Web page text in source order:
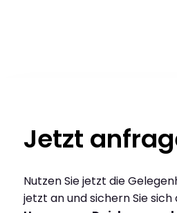
Jetzt
Nutzen Sie jetzt die
jetzt an und sichern Sie sich